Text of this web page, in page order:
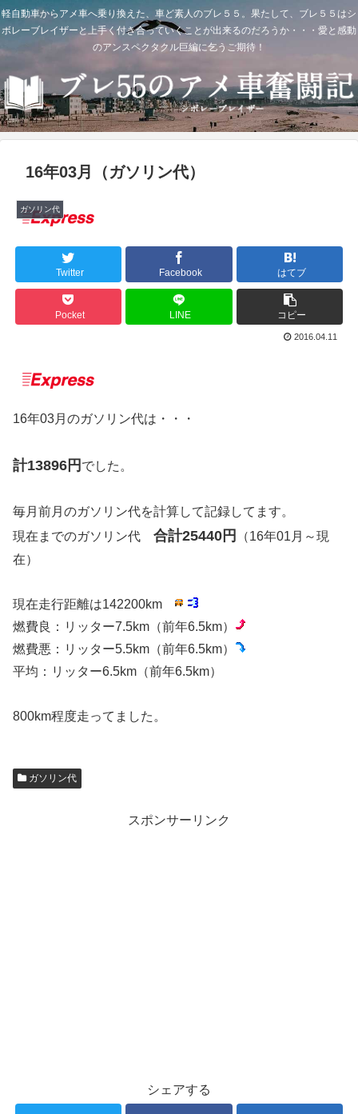
軽自動車からアメ車へ乗り換えた、車ど素人のブレ５５。果たして、ブレ５５はシ
ボレーブレイザーと上手く付き合っていくことが出来るのだろうか・・・愛と感動
のアンスペクタクル巨編に乞うご期待！
16年03月（ガソリン代）
ガソリン代
Twitter Facebook はてブ
Pocket LINE コピー
2016.04.11
16年03月のガソリン代は・・・
計13896円 でした。
毎月前月のガソリン代を計算して記録してます。
現在までのガソリン代 合計25440円
（16年01月～現
在）
現在走行距離は142200km
燃費良：リッター7.5km（前年6.5km）
燃費悪：リッター5.5km（前年6.5km）
平均：リッター6.5km（前年6.5km）
800km程度走ってました。
ガソリン代
スポンサーリンク
シェアする